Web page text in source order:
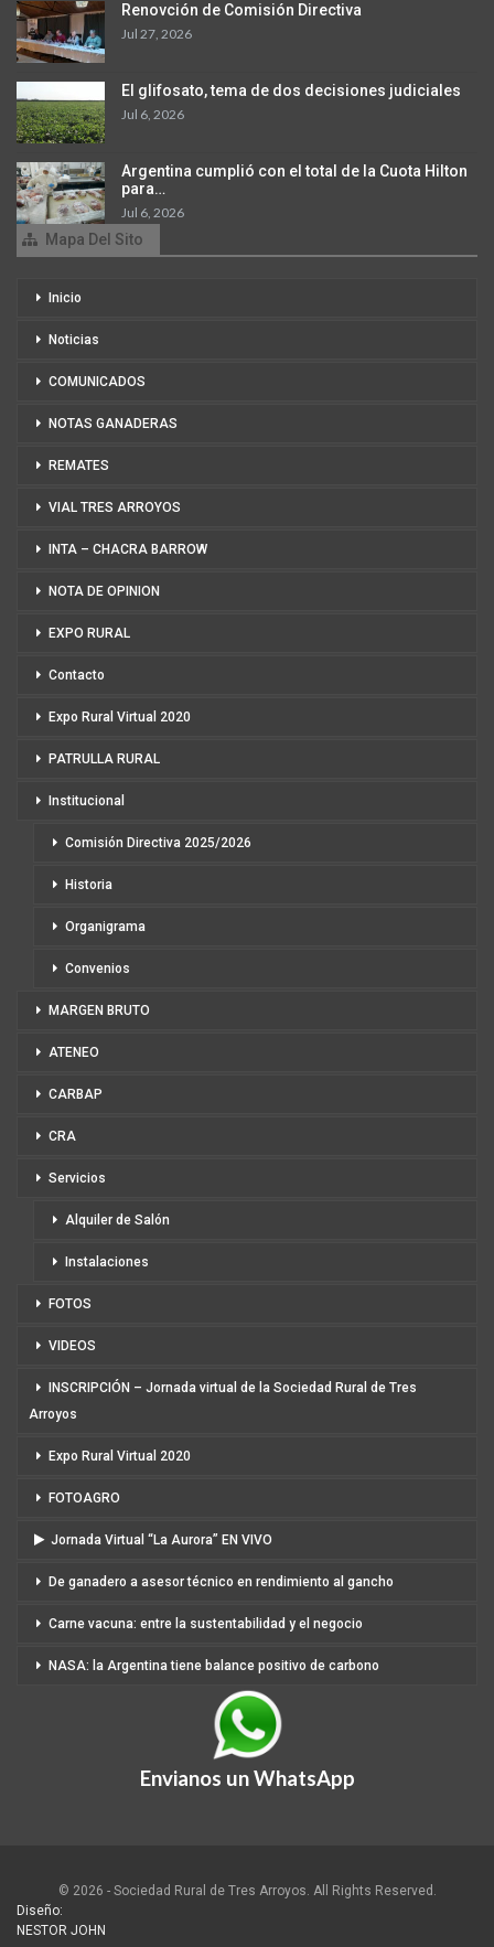
Renovción de Comisión Directiva
Jul 27, 2026
El glifosato, tema de dos decisiones judiciales
Jul 6, 2026
Argentina cumplió con el total de la Cuota Hilton
para…
Jul 6, 2026
Mapa Del Sito
Inicio
Noticias
COMUNICADOS
NOTAS GANADERAS
REMATES
VIAL TRES ARROYOS
INTA – CHACRA BARROW
NOTA DE OPINION
EXPO RURAL
Contacto
Expo Rural Virtual 2020
PATRULLA RURAL
Institucional
Comisión Directiva 2025/2026
Historia
Organigrama
Convenios
MARGEN BRUTO
ATENEO
CARBAP
CRA
Servicios
Alquiler de Salón
Instalaciones
FOTOS
VIDEOS
INSCRIPCIÓN – Jornada virtual de la Sociedad Rural de Tres
Arroyos
Expo Rural Virtual 2020
FOTOAGRO
Jornada Virtual “La Aurora” EN VIVO
De ganadero a asesor técnico en rendimiento al gancho
Carne vacuna: entre la sustentabilidad y el negocio
NASA: la Argentina tiene balance positivo de carbono
Envianos un WhatsApp
© 2026 - Sociedad Rural de Tres Arroyos. All Rights Reserved.
Diseño:
NESTOR JOHN